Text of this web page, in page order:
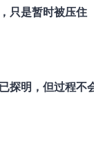
只是暂时被压住
探明，但过程不